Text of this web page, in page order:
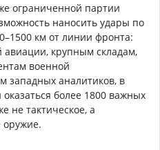
ограниченной партии
наносить удары по
км от линии фронта:
авиации, крупным складам,
военной
западных аналитиков, в
более 1800 важных
не тактическое, а
оружие.